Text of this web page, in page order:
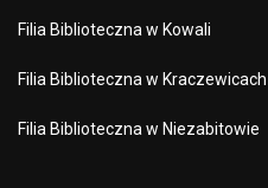
Filia Biblioteczna w Kowali
Filia Biblioteczna w Kraczewicach
Filia Biblioteczna w Niezabitowie